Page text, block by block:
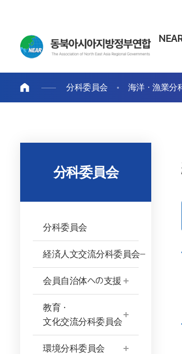
分科委員会 海洋・漁業分
分科委員会
分科委員会
経済人文交流分科委員会
会員自治体への支援
教育・
文化交流分科委員会
環境分科委員会